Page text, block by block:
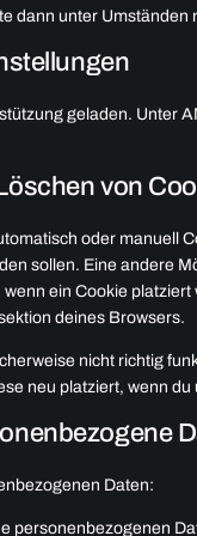
dann unter Umständen
geladen. Unter
von
oder manuell
sollen. Eine andere
ein Cookie
deines Browsers.
nicht richtig
neu platziert, wenn
Daten:
personenbezogenen